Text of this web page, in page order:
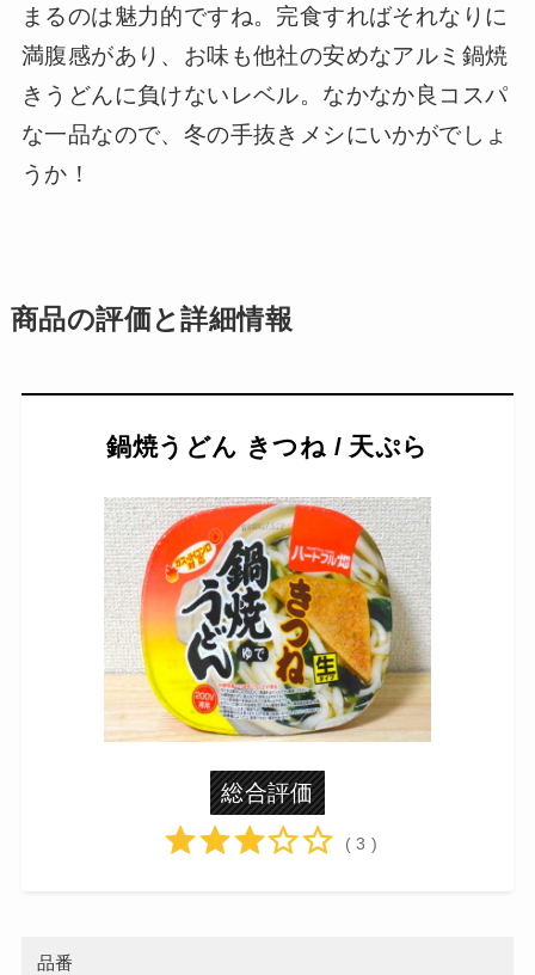
まるのは魅力的ですね。完食すればそれなりに
満腹感があり、お味も他社の安めなアルミ鍋焼
きうどんに負けないレベル。なかなか良コスパ
な一品なので、冬の手抜きメシにいかがでしょ
うか！
商品の評価と詳細情報
鍋焼うどん きつね / 天ぷら
総合評価
( 3 )
品番